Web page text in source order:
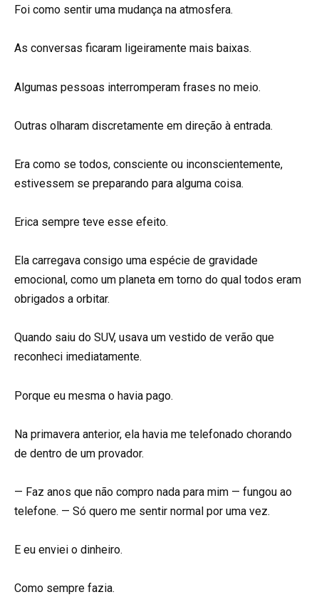
Foi como sentir uma mudança na atmosfera.
As conversas ficaram ligeiramente mais baixas.
Algumas pessoas interromperam frases no meio.
Outras olharam discretamente em direção à entrada.
Era como se todos, consciente ou inconscientemente,
estivessem se preparando para alguma coisa.
Erica sempre teve esse efeito.
Ela carregava consigo uma espécie de gravidade
emocional, como um planeta em torno do qual todos eram
obrigados a orbitar.
Quando saiu do SUV, usava um vestido de verão que
reconheci imediatamente.
Porque eu mesma o havia pago.
Na primavera anterior, ela havia me telefonado chorando
de dentro de um provador.
— Faz anos que não compro nada para mim — fungou ao
telefone. — Só quero me sentir normal por uma vez.
E eu enviei o dinheiro.
Como sempre fazia.